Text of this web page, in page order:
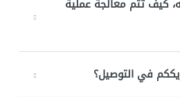
كيف تتم معالجة عملية
في التوصيل؟